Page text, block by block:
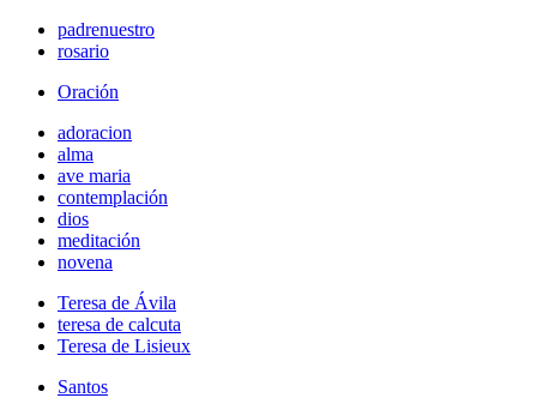
padrenuestro
rosario
Oración
adoracion
alma
ave maria
contemplación
dios
meditación
novena
Teresa de Ávila
teresa de calcuta
Teresa de Lisieux
Santos